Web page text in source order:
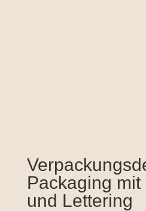
Packaging mit
und Lettering